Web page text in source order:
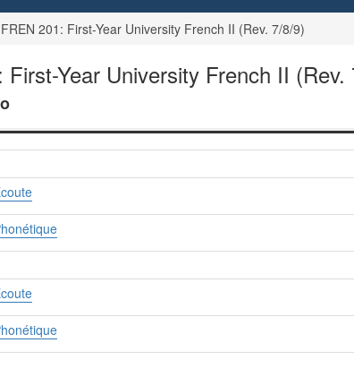
FREN 201: First-Year University French II (Rev. 7/8/9)
First-Year University French II (Rev.